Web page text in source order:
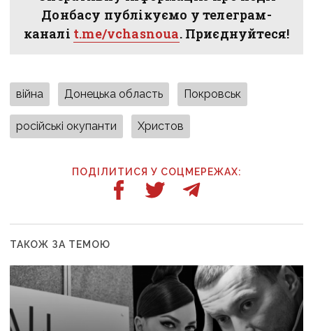
Донбасу публікуємо у телеграм-
каналі t.me/vchasnoua. Приєднуйтеся!
війна Донецька область Покровськ
російські окупанти Христов
ПОДІЛИТИСЯ У СОЦМЕРЕЖАХ:
ТАКОЖ ЗА ТЕМОЮ